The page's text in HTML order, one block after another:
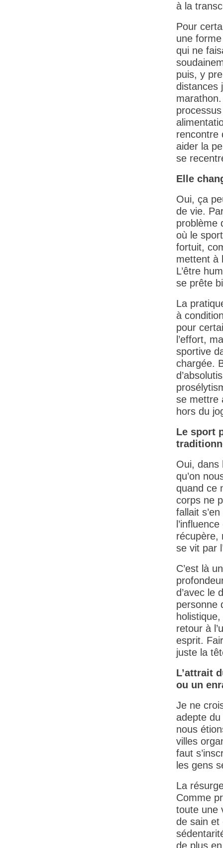
à la
Pour
une
qui ne
puis, y
distances
rencontre
aider la
se
Elle
Oui, ça
de vie.
problème
où le
fortuit,
mettent à
L’être
se prête
La
à
pour
l’effort,
sportive
chargée.
se mettre
hors du
Le sport
Oui, dans
qu’on
quand ce
corps ne
fallait
récupère,
se vit par
C’est là
d’avec le
personne
retour à
esprit.
juste la
L’attrait
ou un
Je ne
adepte
nous
villes
faut
les gens
La
Comme
toute une
de sain et
de plus